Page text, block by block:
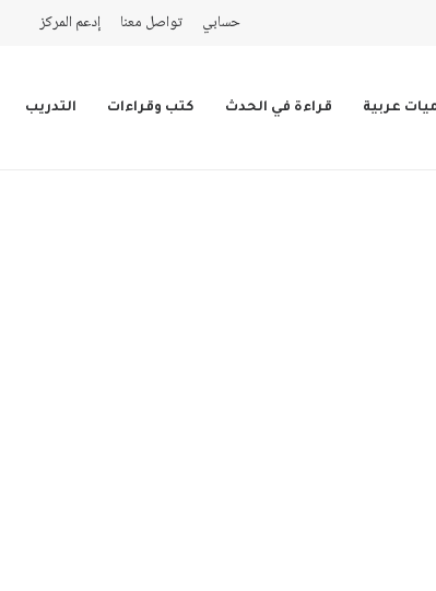
حسابي تواصل معنا إدعم المركز
عربية قراءة في الحدث كتب وقراءات التدريب